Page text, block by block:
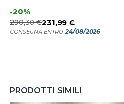
-20%
290,30 €231,99 €
CONSEGNA ENTRO:24/08/2026
PRODOTTI SIMILI